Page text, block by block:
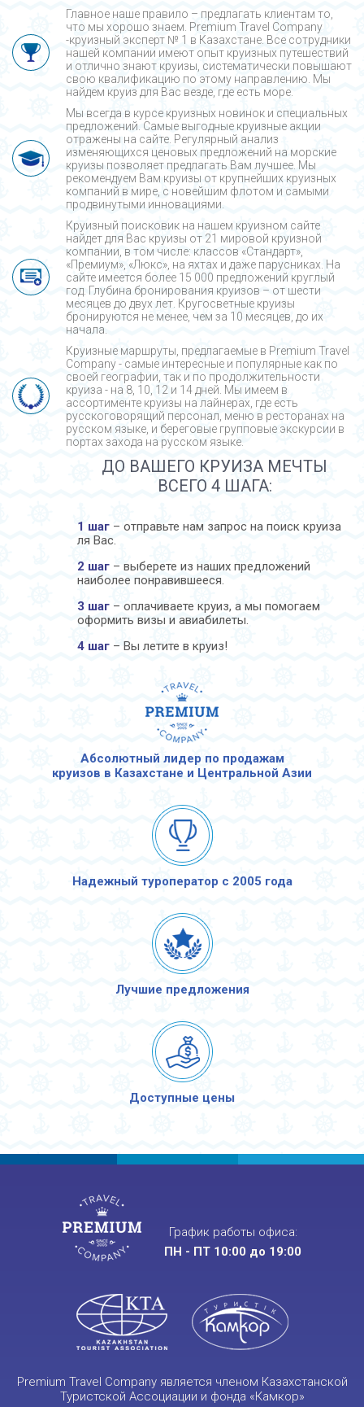
Главное наше правило – предлагать клиентам то,
что мы хорошо знаем. Premium Travel Company
-круизный эксперт № 1 в Казахстане. Все сотрудники
нашей компании имеют опыт круизных путешествий
и отлично знают круизы, систематически повышают
свою квалификацию по этому направлению. Мы
найдем круиз для Вас везде, где есть море.
Мы всегда в курсе круизных новинок и специальных
предложений. Самые выгодные круизные акции
отражены на сайте. Регулярный анализ
изменяющихся ценовых предложений на морские
круизы позволяет предлагать Вам лучшее. Мы
рекомендуем Вам круизы от крупнейших круизных
компаний в мире, с новейшим флотом и самыми
продвинутыми инновациями.
Круизный поисковик на нашем круизном сайте
найдет для Вас круизы от 21 мировой круизной
компании, в том числе: классов «Стандарт»,
«Премиум», «Люкс», на яхтах и даже парусниках. На
сайте имеется более 15 000 предложений круглый
год. Глубина бронирования круизов – от шести
месяцев до двух лет. Кругосветные круизы
бронируются не менее, чем за 10 месяцев, до их
начала.
Круизные маршруты, предлагаемые в Premium Travel
Company - cамые интересные и популярные как по
своей географии, так и по продолжительности
круиза - на 8, 10, 12 и 14 дней. Мы имеем в
ассортименте круизы на лайнерах, где есть
русскоговорящий персонал, меню в ресторанах на
русском языке, и береговые групповые экскурсии в
портах захода на русском языке.
ДО ВАШЕГО КРУИЗА МЕЧТЫ
ВСЕГО 4 ШАГА:
1 шаг – отправьте нам запрос на поиск круиза
ля Вас.
2 шаг – выберете из наших предложений
наиболее понравившееся.
3 шаг – оплачиваете круиз, а мы помогаем
оформить визы и авиабилеты.
4 шаг – Вы летите в круиз!
Абсолютный лидер по продажам
круизов в Казахстане и Центральной Азии
Надежный туроператор с 2005 года
Лучшие предложения
Доступные цены
График работы офиса:
ПН - ПТ 10:00 до 19:00
Premium Travel Company является членом Казахстанской
Туристской Ассоциации и фонда «Камкор»